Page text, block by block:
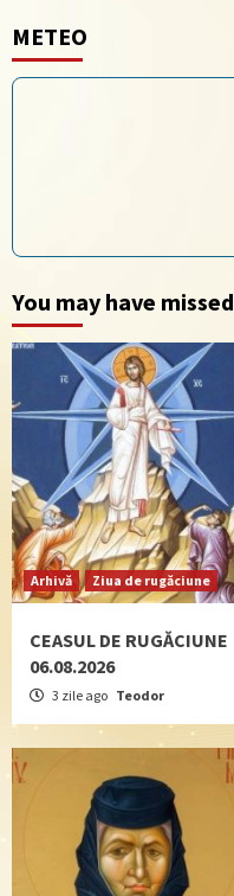
METEO
You may have missed
Arhivă Ziua de rugăciune
CEASUL DE RUGĂCIUNE
06.08.2026
3 zile ago Teodor